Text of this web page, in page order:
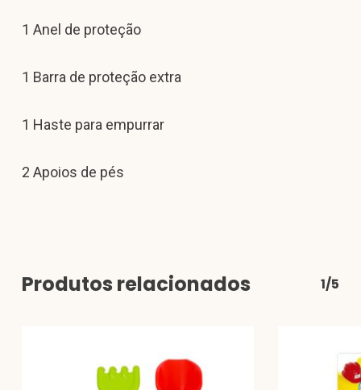
1 Anel de proteção
1 Barra de proteção extra
1 Haste para empurrar
2 Apoios de pés
Produtos relacionados 1/5